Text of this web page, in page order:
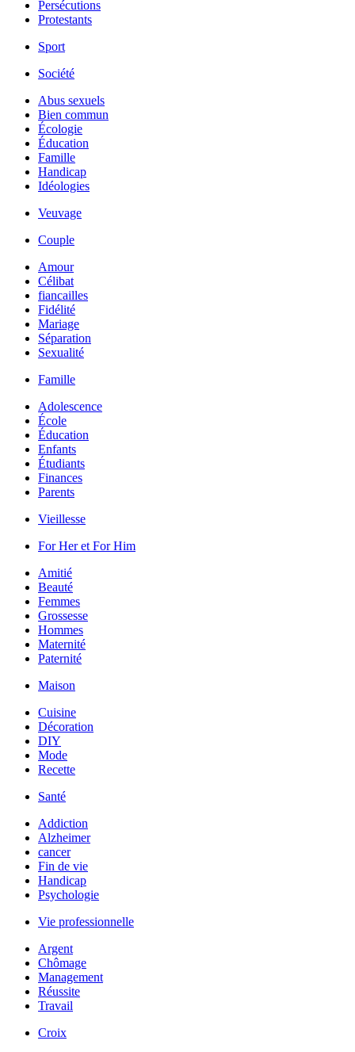
Persécutions
Protestants
Sport
Société
Abus sexuels
Bien commun
Écologie
Éducation
Famille
Handicap
Idéologies
Veuvage
Couple
Amour
Célibat
fiancailles
Fidélité
Mariage
Séparation
Sexualité
Famille
Adolescence
École
Éducation
Enfants
Étudiants
Finances
Parents
Vieillesse
For Her et For Him
Amitié
Beauté
Femmes
Grossesse
Hommes
Maternité
Paternité
Maison
Cuisine
Décoration
DIY
Mode
Recette
Santé
Addiction
Alzheimer
cancer
Fin de vie
Handicap
Psychologie
Vie professionnelle
Argent
Chômage
Management
Réussite
Travail
Croix